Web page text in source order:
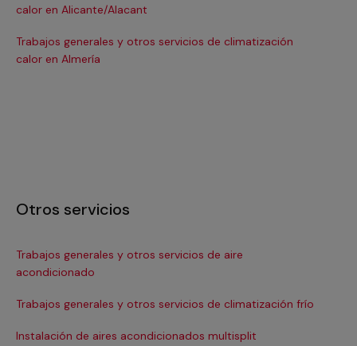
calor en Alicante/Alacant
Trabajos generales y otros servicios de climatización
calor en Almería
Otros servicios
Trabajos generales y otros servicios de aire
acondicionado
Trabajos generales y otros servicios de climatización frío
Instalación de aires acondicionados multisplit